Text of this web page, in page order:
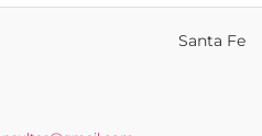
Santa Fe